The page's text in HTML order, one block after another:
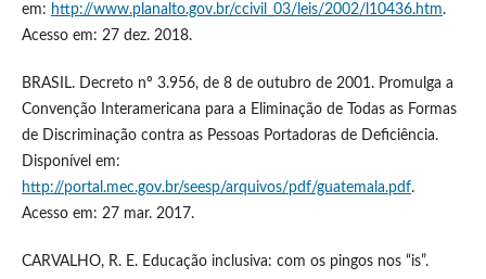
em: http://www.planalto.gov.br/ccivil_03/leis/2002/l10436.htm.
Acesso em: 27 dez. 2018.
BRASIL. Decreto nº 3.956, de 8 de outubro de 2001. Promulga a
Convenção Interamericana para a Eliminação de Todas as Formas
de Discriminação contra as Pessoas Portadoras de Deficiência.
Disponível em:
http://portal.mec.gov.br/seesp/arquivos/pdf/guatemala.pdf.
Acesso em: 27 mar. 2017.
CARVALHO, R. E. Educação inclusiva: com os pingos nos “is”.